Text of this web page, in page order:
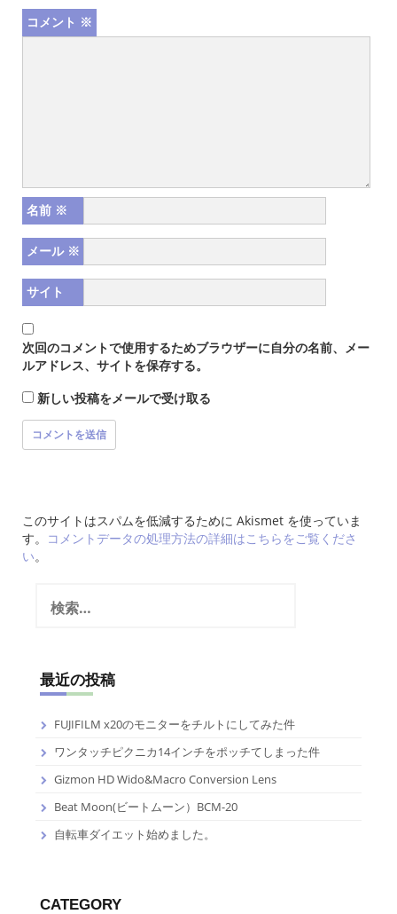
コメント ※
名前 ※
メール ※
サイト
次回のコメントで使用するためブラウザーに自分の名前、メー
ルアドレス、サイトを保存する。
新しい投稿をメールで受け取る
このサイトはスパムを低減するために Akismet を使っていま
す。 コメントデータの処理方法の詳細はこちらをご覧くださ
い。
最近の投稿
FUJIFILM x20のモニターをチルトにしてみた件
ワンタッチピクニカ14インチをポッチてしまった件
Gizmon HD Wido&Macro Conversion Lens
Beat Moon(ビートムーン）BCM-20
自転車ダイエット始めました。
CATEGORY